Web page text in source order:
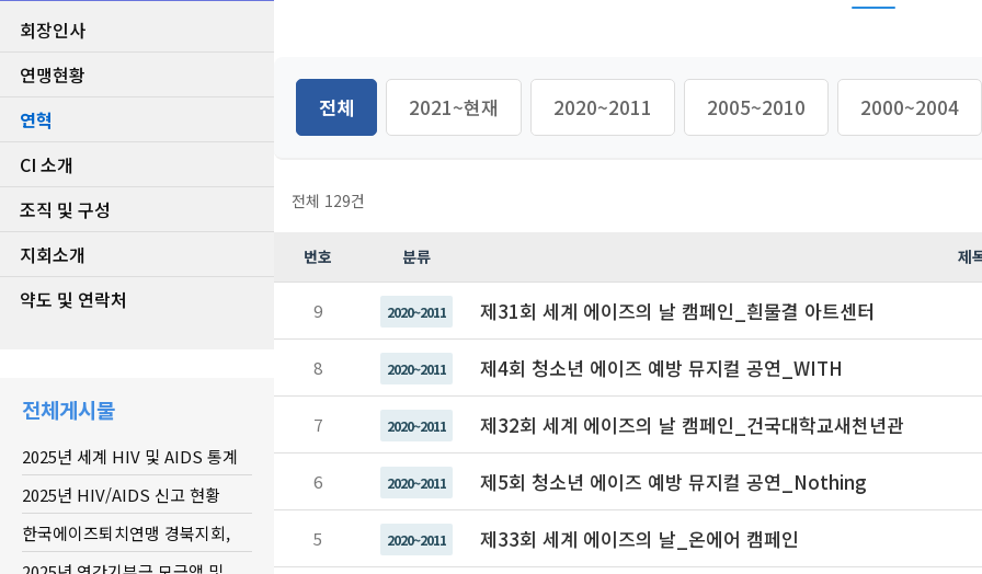
회장인사
연맹현황
연혁
CI 소개
조직 및 구성
지회소개
약도 및 연락처
전체게시물
2025년 세계 HIV 및 AIDS 통계
2025년 HIV/AIDS 신고 현황
한국에이즈퇴치연맹 경북지회,
20...
전체 2021~현재 2020~2011 2005~2010 2000~2004
전체 129건
번호 분류 제
9 2020~2011 제31회 세계 에이즈의 날 캠페인_흰물결 아트센터
8 2020~2011 제4회 청소년 에이즈 예방 뮤지컬 공연_WITH
7 2020~2011 제32회 세계 에이즈의 날 캠페인_건국대학교새천년관
6 2020~2011 제5회 청소년 에이즈 예방 뮤지컬 공연_Nothing
5 2020~2011 제33회 세계 에이즈의 날_온에어 캠페인